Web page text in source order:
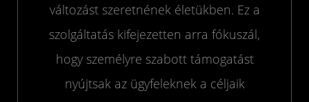
változást szeretnének életükben. Ez a
szolgáltatás kifejezetten arra fókuszál,
hogy személyre szabott támogatást
nyújtsak az ügyfeleknek a céljaik